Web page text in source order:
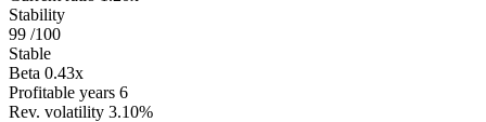
Stability
99 /100
Stable
Beta 0.43x
Profitable years 6
Rev. volatility 3.10%